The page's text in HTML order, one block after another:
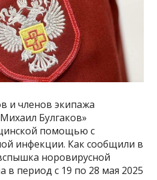
и членов экипажа
Булгаков»
помощью с
инфекции. Как сообщили в
норовирусной
период с 19 по 28 мая 2025